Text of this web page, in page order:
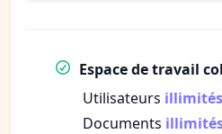
Espace de travail
Utilisateurs illimités
Documents